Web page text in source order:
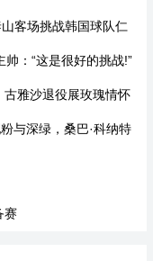
客场挑战韩国球队仁
：“这是很好的挑战!”
雅沙退役展玫瑰情怀
与深绿，桑巴·科纳特
赛